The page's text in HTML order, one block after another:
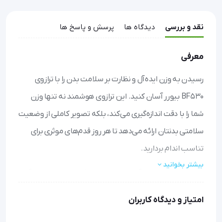
نقد و بررسی دیدگاه ها پرسش و پاسخ ها
معرفی
رسیدن به وزن ایده‌آل و نظارت بر سلامت بدن را با ترازوی
BF530 بیورر آسان کنید. این ترازوی هوشمند نه تنها وزن
شما را با دقت اندازه‌گیری می‌کند، بلکه تصویر کاملی از وضعیت
سلامتی بدنتان ارائه می‌دهد تا هر روز قدم‌های موثری برای
تناسب اندام بردارید.
واقعی برنامه سلامتی خود را تنظیم کنید
بیشتر بخوانید
امتیاز و دیدگاه کاربران